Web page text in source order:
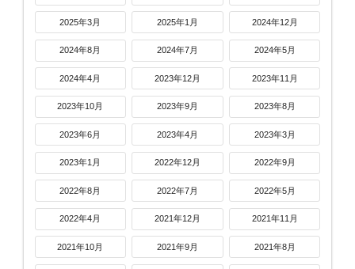
2025年3月 2025年1月 2024年12月
2024年8月 2024年7月 2024年5月
2024年4月 2023年12月 2023年11月
2023年10月 2023年9月 2023年8月
2023年6月 2023年4月 2023年3月
2023年1月 2022年12月 2022年9月
2022年8月 2022年7月 2022年5月
2022年4月 2021年12月 2021年11月
2021年10月 2021年9月 2021年8月